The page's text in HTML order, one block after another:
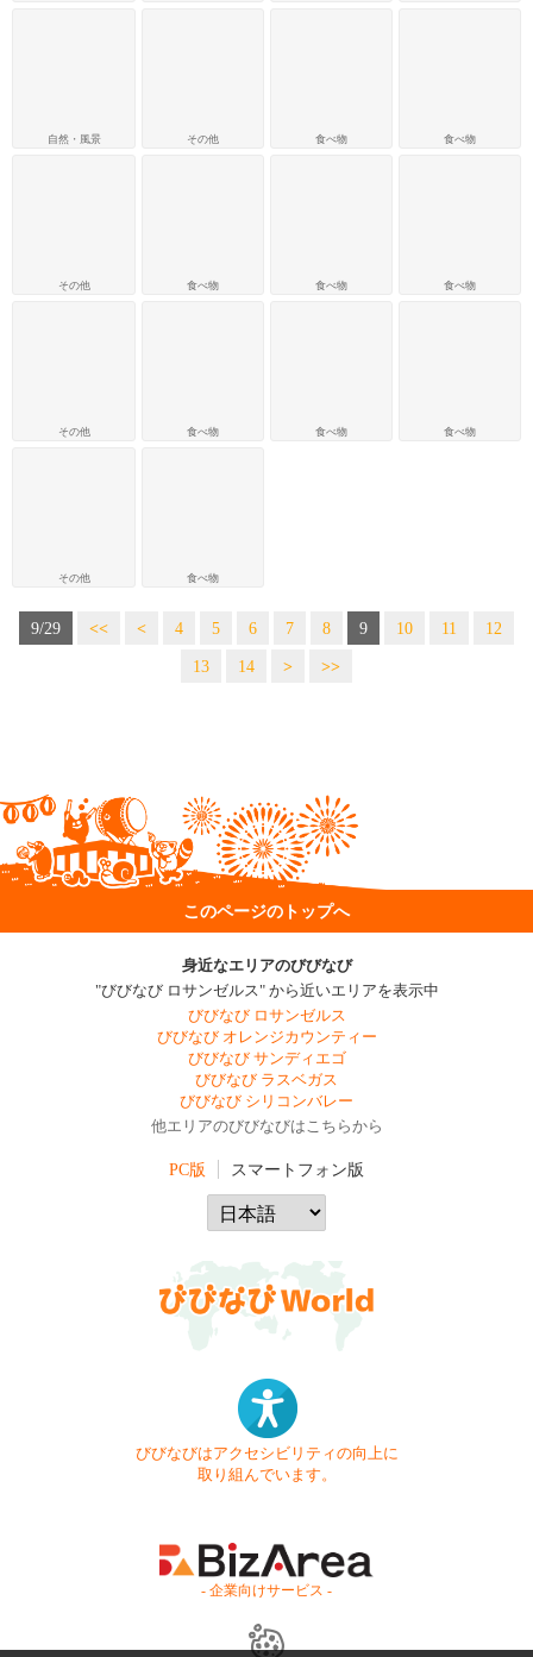
自然・風景
その他
その他
その他
その他
食べ物
食べ物
食べ物
食べ物
食べ物
食べ物
食べ物
食べ物
食べ物
9/29 << < 4 5 6 7 8 9 10 11
12
13
14 > >>
このページのトップへ
身近なエリアのびびなび
"びびなび ロサンゼルス" から近いエリアを表示中
びびなび ロサンゼルス
びびなび オレンジカウンティー
びびなび サンディエゴ
びびなび ラスベガス
びびなび シリコンバレー
他エリアのびびなびはこちらから
PC版 スマートフォン版
びびなびはアクセシビリティの向上に
取り組んでいます。
- 企業向けサービス -